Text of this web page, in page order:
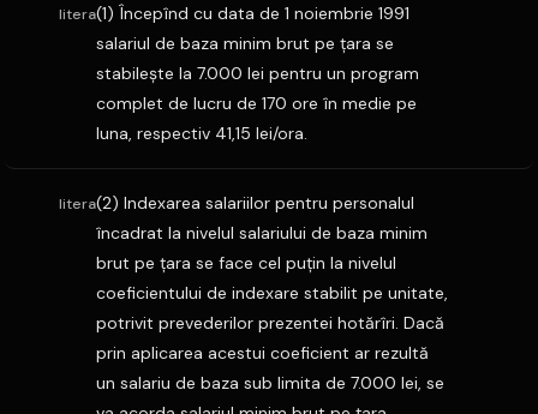
litera(1) Începînd cu data de 1 noiembrie 1991
salariul de baza minim brut pe ţara se
stabileşte la 7.000 lei pentru un program
complet de lucru de 170 ore în medie pe
luna, respectiv 41,15 lei/ora.
litera(2) Indexarea salariilor pentru personalul
încadrat la nivelul salariului de baza minim
brut pe ţara se face cel puţin la nivelul
coeficientului de indexare stabilit pe unitate,
potrivit prevederilor prezentei hotărîri. Dacă
prin aplicarea acestui coeficient ar rezultă
un salariu de baza sub limita de 7.000 lei, se